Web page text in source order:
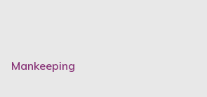
Mankeeping